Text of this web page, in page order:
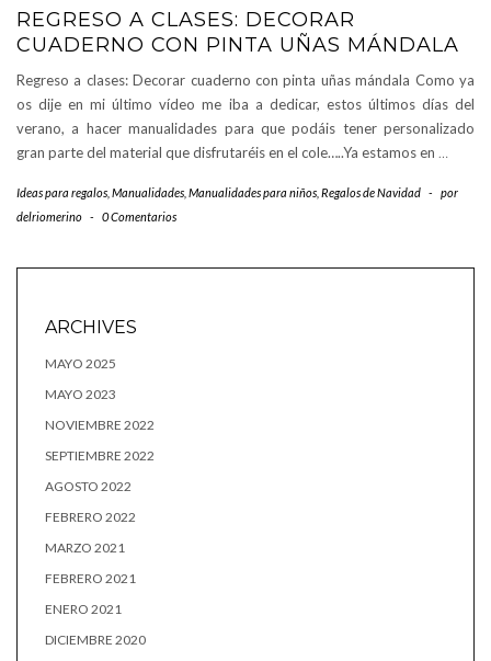
REGRESO A CLASES: DECORAR
CUADERNO CON PINTA UÑAS MÁNDALA
Regreso a clases: Decorar cuaderno con pinta uñas mándala Como ya
os dije en mi último vídeo me iba a dedicar, estos últimos días del
verano, a hacer manualidades para que podáis tener personalizado
gran parte del material que disfrutaréis en el cole…..Ya estamos en …
Ideas para regalos Manualidades Manualidades para niños Regalos de Navidad -
por
delriomerino - 0 Comentarios
ARCHIVES
MAYO 2025
MAYO 2023
NOVIEMBRE 2022
SEPTIEMBRE 2022
AGOSTO 2022
FEBRERO 2022
MARZO 2021
FEBRERO 2021
ENERO 2021
DICIEMBRE 2020